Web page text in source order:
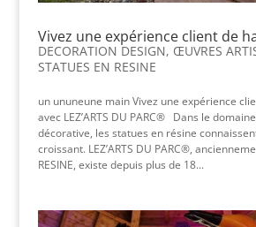
Vivez une expérience client de
DECORATION DESIGN, ŒUVRES
STATUES EN RESINE
un ununeune main Vivez une expérience
avec LEZ’ARTS DU PARC® Dans le
décorative, les statues en résine
croissant. LEZ’ARTS DU PARC®,
RESINE, existe depuis plus de 18...